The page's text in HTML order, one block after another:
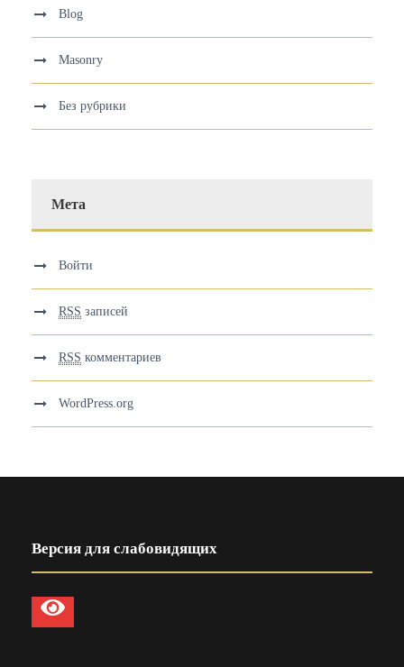
Blog
Masonry
Без рубрики
Мета
Войти
RSS записей
RSS комментариев
WordPress.org
Версия для слабовидящих